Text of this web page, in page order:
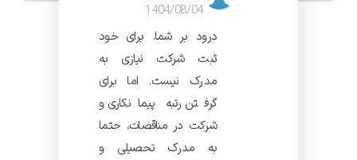
1404/08/04
درود بر شما. برای خود
ثبت شرکت نیازی به
مدرک نیست. اما برای
گرفتن رتبه پیمانکاری و
شرکت در مناقصات، حتما
به مدرک تحصیلی و